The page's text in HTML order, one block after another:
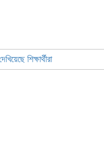
শিক্ষার্থীরা